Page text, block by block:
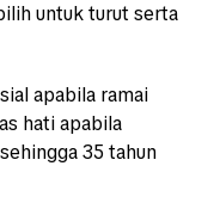
untuk turut serta
apabila ramai
hati apabila
35 tahun